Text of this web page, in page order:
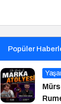
Popüler